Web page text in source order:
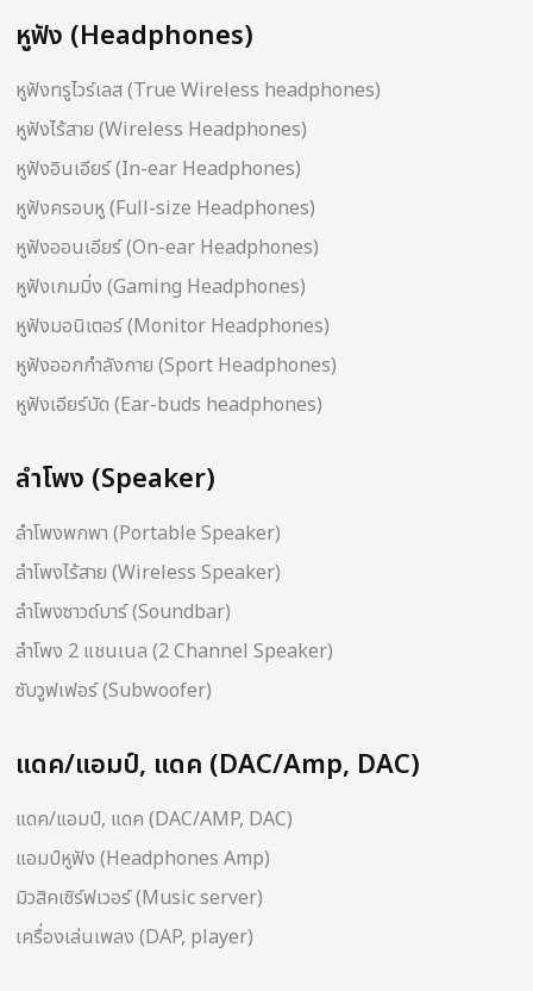
หูฟัง (Headphones)
หูฟังทรูไวร์เลส (True Wireless headphones)
หูฟังไร้สาย (Wireless Headphones)
หูฟังอินเอียร์ (In-ear Headphones)
หูฟังครอบหู (Full-size Headphones)
หูฟังออนเอียร์ (On-ear Headphones)
หูฟังเกมมิ่ง (Gaming Headphones)
หูฟังมอนิเตอร์ (Monitor Headphones)
หูฟังออกกำลังกาย (Sport Headphones)
หูฟังเอียร์บัด (Ear-buds headphones)
ลำโพง (Speaker)
ลำโพงพกพา (Portable Speaker)
ลำโพงไร้สาย (Wireless Speaker)
ลำโพงซาวด์บาร์ (Soundbar)
ลำโพง 2 แชนเนล (2 Channel Speaker)
ซับวูฟเฟอร์ (Subwoofer)
แดค/แอมป์, แดค (DAC/Amp, DAC)
แดค/แอมป์, แดค (DAC/AMP, DAC)
แอมป์หูฟัง (Headphones Amp)
มิวสิคเซิร์ฟเวอร์ (Music server)
เครื่องเล่นเพลง (DAP, player)